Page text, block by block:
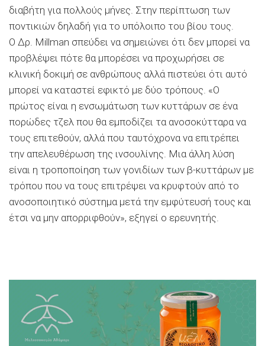
διαβήτη για πολλούς μήνες. Στην περίπτωση των
ποντικιών δηλαδή για το υπόλοιπο του βίου τους.
Ο Δρ. Millman σπεύδει να σημειώνει ότι δεν μπορεί να
προβλέψει πότε θα μπορέσει να προχωρήσει σε
κλινική δοκιμή σε ανθρώπους αλλά πιστεύει ότι αυτό
μπορεί να καταστεί εφικτό με δύο τρόπους. «Ο
πρώτος είναι η ενσωμάτωση των κυττάρων σε ένα
πορώδες τζελ που θα εμποδίζει τα ανοσοκύτταρα να
τους επιτεθούν, αλλά που ταυτόχρονα να επιτρέπει
την απελευθέρωση της ινσουλίνης. Μια άλλη λύση
είναι η τροποποίηση των γονιδίων των β-κυττάρων με
τρόπου που να τους επιτρέψει να κρυφτούν από το
ανοσοποιητικό σύστημα μετά την εμφύτευσή τους και
έτσι να μην απορριφθούν», εξηγεί ο ερευνητής.